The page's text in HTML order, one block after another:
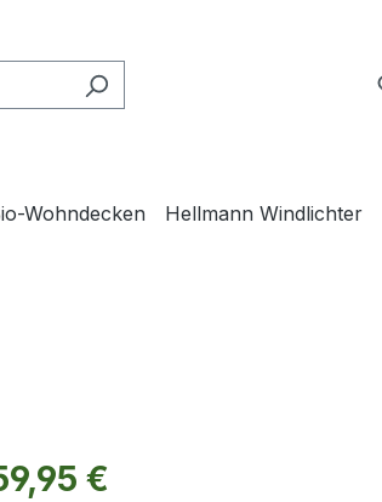
Wohndecken Hellmann Windlichter
Preis:
€